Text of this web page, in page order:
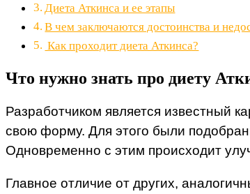
Диета Аткинса и ее этапы
В чем заключаются достоинства и
Как проходит диета Аткинса?
Что нужно знать про диету
Разработчиком является известный
свою форму. Для этого были
Одновременно с этим происходит
Главное отличие от других,